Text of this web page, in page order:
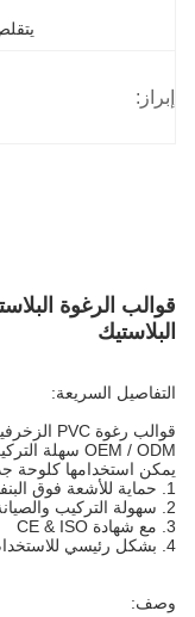
إبراز:
قوالب الرغوة
البلاستيك
التفاصيل السريعة:
قوالب رغوة PVC الزخرفية
OEM / ODM سهلة التركيب ،
يمكن استخدامها كلوحة
4. بشكل رئيسي للاستخدام الداخلي
وصف: